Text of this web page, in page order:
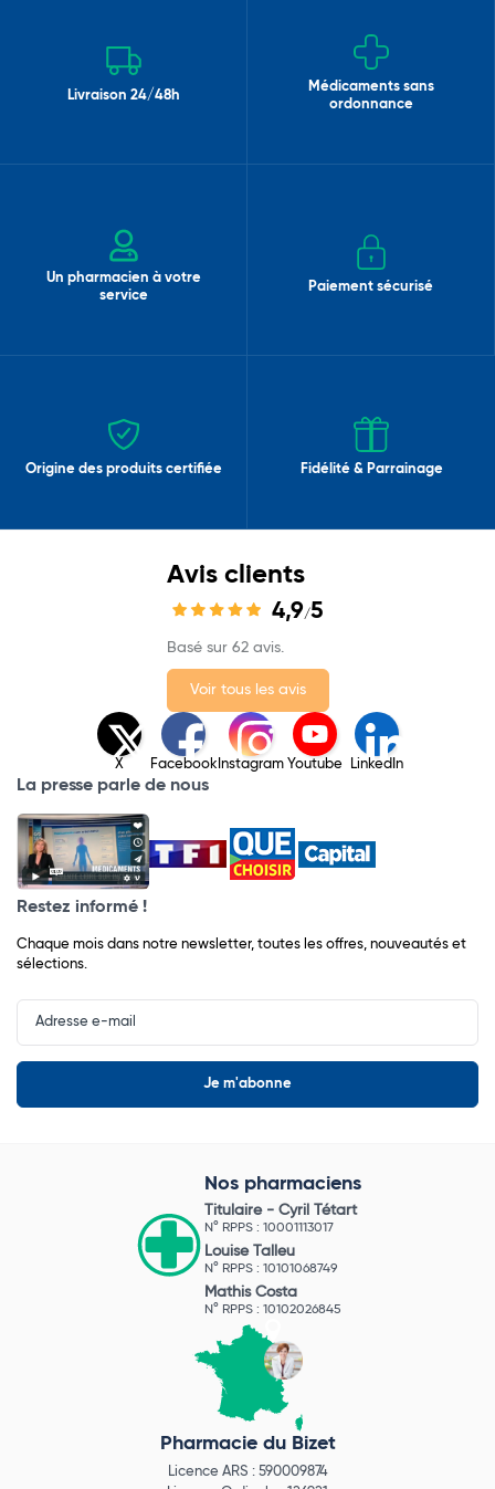
Livraison 24/48h
Médicaments sans
ordonnance
Un pharmacien à votre
service
Paiement sécurisé
Origine des produits certifiée Fidélité & Parrainage
Avis clients
4,9/5
Basé sur 62 avis.
Voir tous les avis
X Facebook Instagram Youtube LinkedIn
La presse parle de nous
Restez informé !
Chaque mois dans notre newsletter, toutes les offres, nouveautés et
sélections.
Input
Newsletter
Nos pharmaciens
Titulaire - Cyril Tétart
N° RPPS : 10001113017
Louise Talleu
N° RPPS : 10101068749
Mathis Costa
N° RPPS : 10102026845
Pharmacie du Bizet
Licence ARS : 590009874